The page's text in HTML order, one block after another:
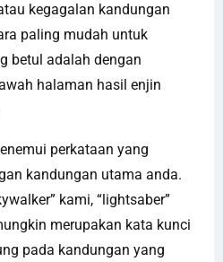
kegagalan kandungan
paling mudah untuk
betul adalah dengan
halaman hasil enjin
perkataan yang
kandungan utama anda.
kami, “lightsaber”
merupakan kata kunci
pada kandungan yang